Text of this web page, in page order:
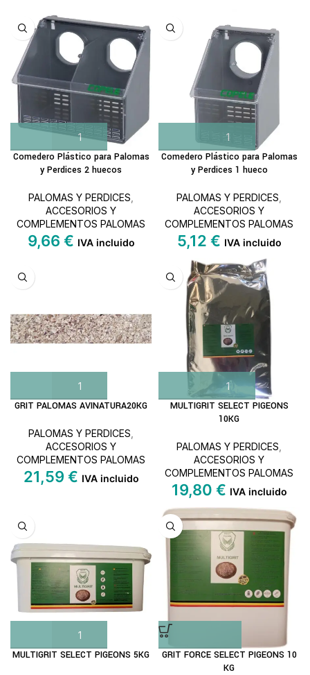
Comedero Plástico para Palomas
y Perdices 2 huecos
PALOMAS Y PERDICES
ACCESORIOS Y
COMPLEMENTOS PALOMAS
9,66 € IVA incluido
Comedero Plástico para Palomas
y Perdices 1 hueco
PALOMAS Y PERDICES
ACCESORIOS Y
COMPLEMENTOS PALOMAS
5,12 € IVA incluido
GRIT PALOMAS AVINATURA20KG
PALOMAS Y PERDICES
ACCESORIOS Y
COMPLEMENTOS PALOMAS
21,59 € IVA incluido
MULTIGRIT SELECT PIGEONS
10KG
PALOMAS Y PERDICES
ACCESORIOS Y
COMPLEMENTOS PALOMAS
19,80 € IVA incluido
MULTIGRIT SELECT PIGEONS 5KG
GRIT FORCE SELECT PIGEONS 10
KG